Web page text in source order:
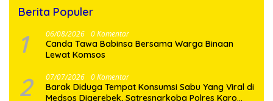
Berita Populer
1 06/08/2026 0 Komentar
Canda Tawa Babinsa Bersama Warga Binaan
Lewat Komsos
2 07/07/2026 0 Komentar
Barak Diduga Tempat Konsumsi Sabu Yang Viral di
Medsos Digerebek, Satresnarkoba Polres Karo